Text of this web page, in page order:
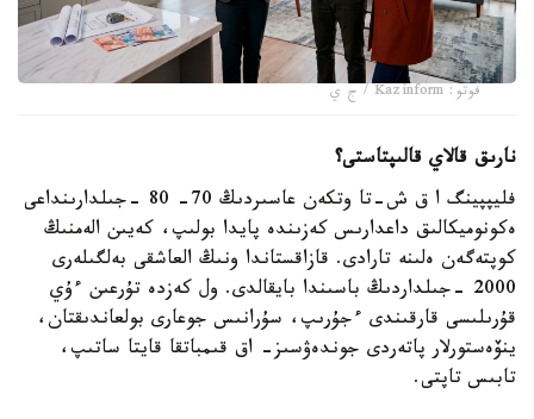
فوتو: Kazinform / ج ي
نارىق قالاي قالىپتاستى؟
فليپپينگ ا ق ش-تا وتكەن عاسىردىڭ 70- 80 -جىلدارىنداعى
ەكونوميكالىق داعدارىس كەزىندە پايدا بولىپ، كەيىن الەمنىڭ
كوپتەگەن ەلىنە تارادى. قازاقستاندا ونىڭ العاشقى بەلگىلەرى
2000 -جىلداردىڭ باسىندا بايقالدى. ول كەزدە تۇرعىن ءۇي
قۇرىلىسى قارقىندى ءجۇرىپ، سۇرانىس جوعارى بولعاندىقتان،
ينۆەستورلار پاتەردى جوندەۋسىز- اق قىمباتقا قايتا ساتىپ،
تابىس تاپتى.